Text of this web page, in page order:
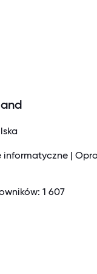
informatyczne |
1 607